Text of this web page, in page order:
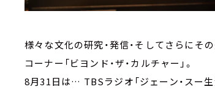
様々な文化の研究・発信・そしてさらにそ
コーナー「ビヨンド・ザ・カルチャー」。
8月31日は… TBSラジオ「ジェーン・スー生